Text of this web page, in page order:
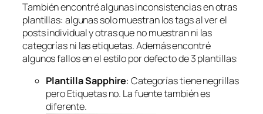
También encontré algunas inconsistencias en otras
plantillas: algunas solo muestran los tags al ver el
posts individual y otras que no muestran ni las
categorías ni las etiquetas. Además encontré
algunos fallos en el estilo por defecto de 3 plantillas:
Plantilla Sapphire: Categorías tiene negrillas
pero Etiquetas no. La fuente también es
diferente.